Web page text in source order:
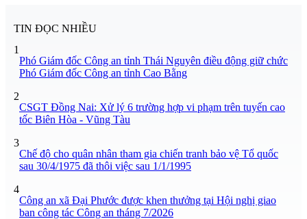
TIN ĐỌC NHIỀU
1
Phó Giám đốc Công an tỉnh Thái Nguyên điều động giữ chức
Phó Giám đốc Công an tỉnh Cao Bằng
2
CSGT Đồng Nai: Xử lý 6 trường hợp vi phạm trên tuyến cao
tốc Biên Hòa - Vũng Tàu
3
Chế độ cho quân nhân tham gia chiến tranh bảo vệ Tổ quốc
sau 30/4/1975 đã thôi việc sau 1/1/1995
4
Công an xã Đại Phước được khen thưởng tại Hội nghị giao
ban công tác Công an tháng 7/2026